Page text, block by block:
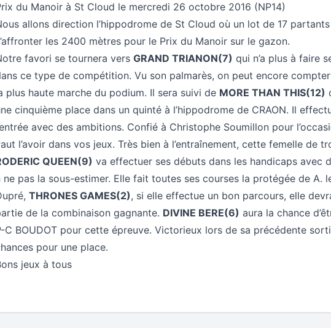
du Manoir à St Cloud le mercredi 26 octobre 2016 (NP14)
allons direction l’hippodrome de St Cloud où un lot de 17
les 2400 mètres pour le Prix du Manoir sur le gazon.
favori se tournera vers GRAND TRIANON(7) qui n’a plus à faire
ce type de compétition. Vu son palmarès, on peut encore
plus haute marche du podium. Il sera suivi de MORE THAN THIS(12)
cinquième place dans un quinté à l’hippodrome de CRAON. Il
avec des ambitions. Confié à Christophe Soumillon pour
l’avoir dans vos jeux. Très bien à l’entraînement, cette femelle de
QUEEN(9) va effectuer ses débuts dans les handicaps avec
ne pas la sous-estimer. Elle fait toutes ses courses la protégée de A.
THRONES GAMES(2), si elle effectue un bon parcours, elle
de la combinaison gagnante. DIVINE BERE(6) aura la chance
C BOUDOT pour cette épreuve. Victorieux lors de sa précédente
pour une place.
jeux à tous